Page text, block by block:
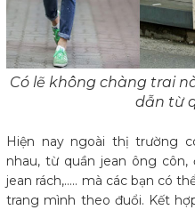
Có lẽ không chàng trai
dẫn từ
Hiện nay ngoài thị trường
nhau, từ quần jean ông
jean rách,..... mà các bạn có
trang mình theo đuổi. Kết